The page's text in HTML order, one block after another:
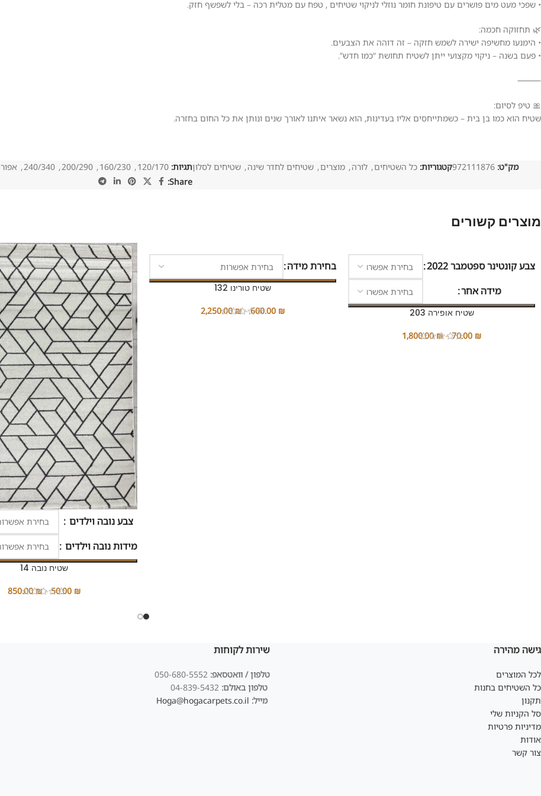
• שפכי מעט מים פושרים עם טיפונת חומר נוזלי לניקוי שטיחים , טפח עם מטלית רכה – בלי לשפשף חזק.
🌿 תחזוקה חכמה:
• הימנעו מחשיפה ישירה לשמש חזקה – זה דוהה את הצבעים.
• פעם בשנה – ניקוי מקצועי ייתן לשטיח תחושת “כמו חדש”.
⸻
🎀 טיפ לסיום:
שטיח הוא כמו בן בית – כשמתייחסים אליו בעדינות, הוא נשאר איתנו לאורך שנים ונותן את כל החום בחזרה.
מק"ט:972111876קטגוריות: כל השטיחים, לורה, מוצרים, שטיחים לחדר שינה, שטיחים לסלוןתגיות: 120/170
,
160/230
,
200/290
,
240/340
, אפור
Share:
מוצרים קשורים
צבע קונטינר ספטמבר 2022
מידה אחר
שטיח אופירה 203
70.00 ₪
–
1,800.00₪
בחירת מידה
שטיח טורינו 132
600.00 ₪
–
2,250.00₪
צבע נובה וילדים
מידות נובה וילדים
שטיח נובה 14
50.00 ₪
–
850.00₪
גישה מהירה
לכל המוצרים
כל השטיחים בחנות
תקנון
סל הקניות שלי
מדיניות פרטיות
אודות
צור קשר
שירות לקוחות
טלפון / וואטסאפ:
טלפון באולם:
מייל: Hoga@hogacarpets.co.il